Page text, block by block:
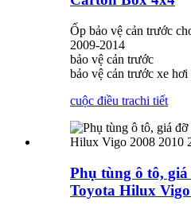
Ốp bảo vệ cản trước
2009-2014
bảo vệ cản trước
bảo vệ cản trước xe hơi
cuộc điều trachi tiết
Phụ tùng ô tô,
Toyota Hilux